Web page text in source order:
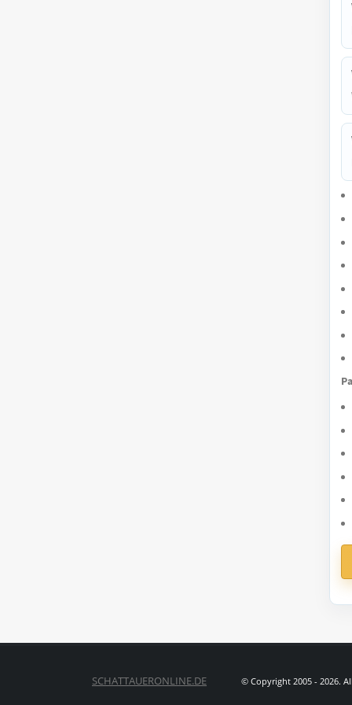
SCHATTAUERONLINE.DE © Copyright 2005 - 2026.